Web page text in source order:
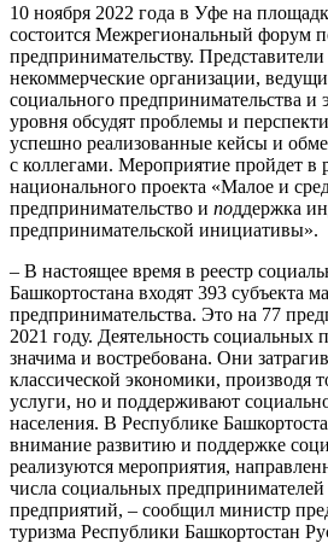
10 ноября 2022 года в Уфе на
состоится Межрегиональный форум
предпринимательству.
некоммерческие организации,
социального предпринимательства и
уровня обсудят проблемы и
успешно реализованные кейсы и
с коллегами. Мероприятие пройдет в
национального проекта «Малое и
предпринимательство и поддержка
предпринимательской инициативы».
– В настоящее время в реестр
Башкортостана входят 393 субъекта
предпринимательства. Это на 77
2021 году. Деятельность социальных
значима и востребована. Они
классической экономики, производя
услуги, но и поддерживают
населения. В Республике
внимание развитию и поддержке
реализуются мероприятия,
числа социальных
предприятий, – сообщил министр
туризма Республики Башкортостан